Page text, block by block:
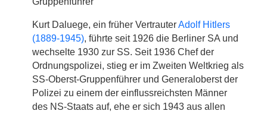
Kurt Daluege, ein früher VertrauterAdolf Hitlers
(1889-1945), führte seit 1926 die Berliner SA und
wechselte 1930 zur SS. Seit 1936 Chef der
Ordnungspolizei, stieg er im Zweiten Weltkrieg als
SS-Oberst-Gruppenführer und Generaloberst der
Polizei zu einem der einflussreichsten Männer
des NS-Staats auf, ehe er sich 1943 aus allen